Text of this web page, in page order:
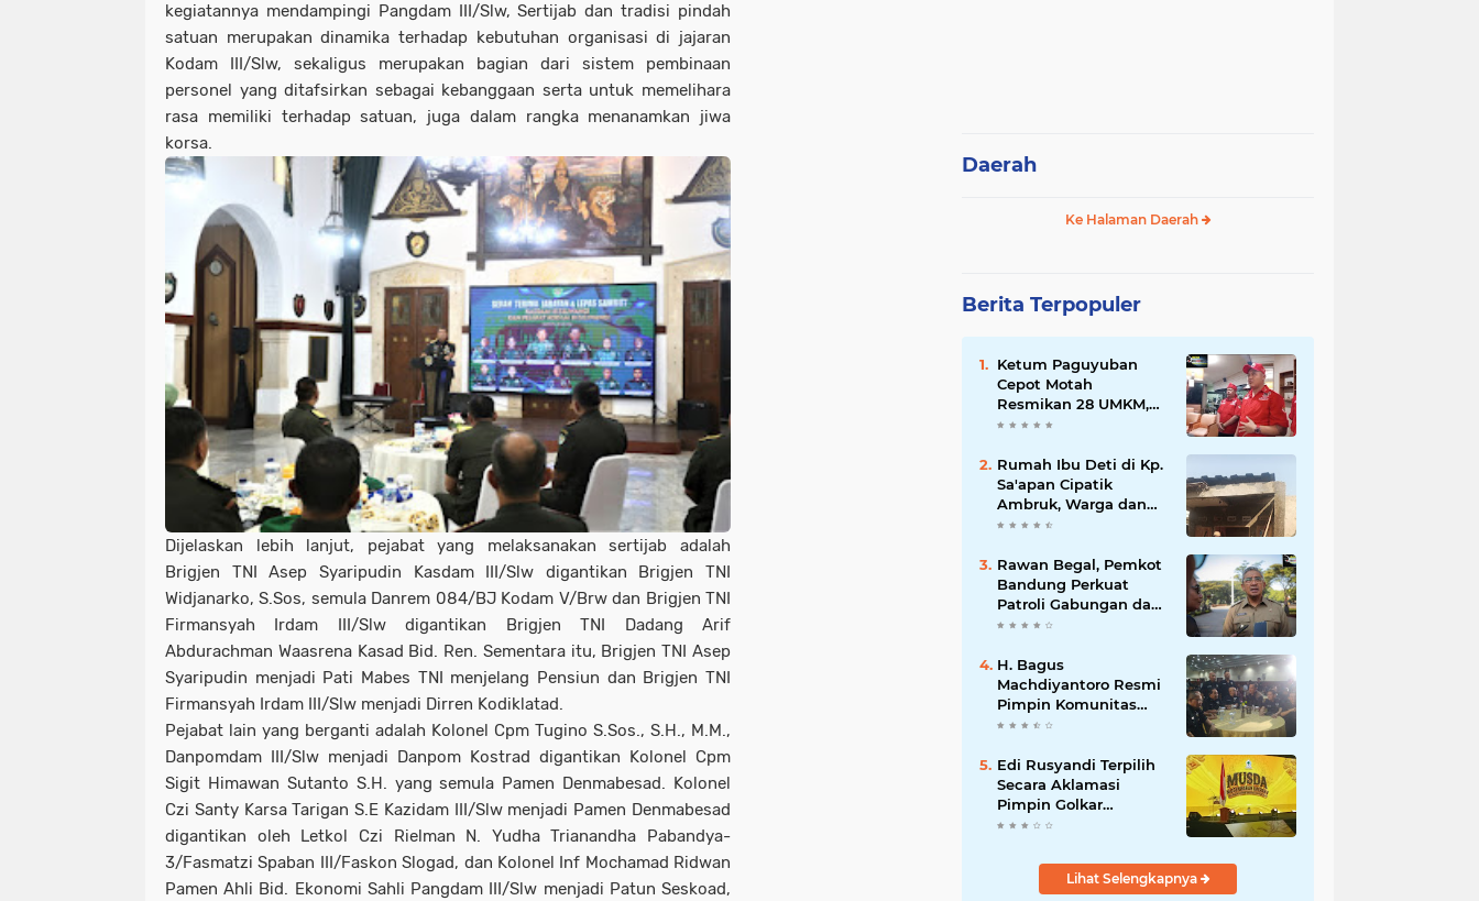
kegiatannya mendampingi Pangdam III/Slw, Sertijab dan tradisi pindah
satuan merupakan dinamika terhadap kebutuhan organisasi di jajaran
Kodam III/Slw, sekaligus merupakan bagian dari sistem pembinaan
personel yang ditafsirkan sebagai kebanggaan serta untuk memelihara
rasa memiliki terhadap satuan, juga dalam rangka menanamkan jiwa
korsa.
Dijelaskan lebih lanjut, pejabat yang melaksanakan sertijab adalah
Brigjen TNI Asep Syaripudin Kasdam III/Slw digantikan Brigjen TNI
Widjanarko, S.Sos, semula Danrem 084/BJ Kodam V/Brw dan Brigjen TNI
Firmansyah Irdam III/Slw digantikan Brigjen TNI Dadang Arif
Abdurachman Waasrena Kasad Bid. Ren. Sementara itu, Brigjen TNI Asep
Syaripudin menjadi Pati Mabes TNI menjelang Pensiun dan Brigjen TNI
Firmansyah Irdam III/Slw menjadi Dirren Kodiklatad.
Pejabat lain yang berganti adalah Kolonel Cpm Tugino S.Sos., S.H., M.M.,
Danpomdam III/Slw menjadi Danpom Kostrad digantikan Kolonel Cpm
Sigit Himawan Sutanto S.H. yang semula Pamen Denmabesad. Kolonel
Czi Santy Karsa Tarigan S.E Kazidam III/Slw menjadi Pamen Denmabesad
digantikan oleh Letkol Czi Rielman N. Yudha Trianandha Pabandya-
3/Fasmatzi Spaban III/Faskon Slogad, dan Kolonel Inf Mochamad Ridwan
Pamen Ahli Bid. Ekonomi Sahli Pangdam III/Slw menjadi Patun Seskoad,
Daerah
Ke Halaman Daerah
Berita Terpopuler
Ketum Paguyuban
Cepot Motah
Resmikan 28 UMKM,
Siap Gelar Festival
Jalan Braga
Rumah Ibu Deti di Kp.
Sa'apan Cipatik
Ambruk, Warga dan
Pemdes Sigap Bantu
Rawan Begal, Pemkot
Bandung Perkuat
Patroli Gabungan dan
Pengawasan Digital
H. Bagus
Machdiyantoro Resmi
Pimpin Komunitas
BBC Periode 2026–
Solidaritas dan
Hadirkan Program
Nyata untuk
Masyarakat
Edi Rusyandi Terpilih
Secara Aklamasi
Pimpin Golkar
Bandung Barat,
Kepemimpinan
Harmonis "TurunLihat Selengkapnya